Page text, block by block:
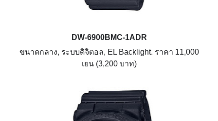
DW-6900BMC-1ADR
ขนาดกลาง, ระบบดิจิตอล, EL Backlight. ราคา 11,000
เยน (3,200 บาท)